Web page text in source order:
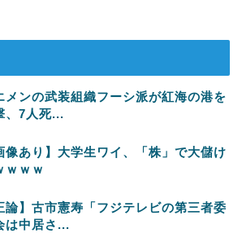
メンの武装組織フーシ派が紅海の港を
、7人死...
像あり】大学生ワイ、「株」で大儲け
ｗｗｗ
論】古市憲寿「フジテレビの第三者委
は中居さ...